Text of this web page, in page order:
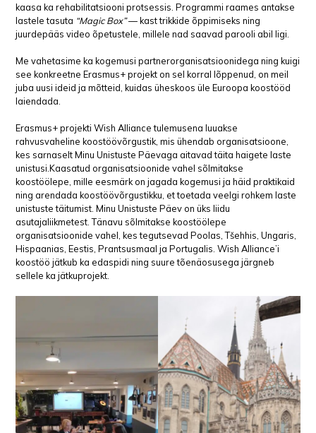
kaasa ka rehabilitatsiooni protsessis. Programmi raames antakse
lastele tasuta “Magic Box”— kast trikkide õppimiseks ning
juurdepääs video õpetustele, millele nad saavad parooli abil ligi.
Me vahetasime ka kogemusi partnerorganisatsioonidega ning kuigi
see konkreetne Erasmus+ projekt on sel korral lõppenud, on meil
juba uusi ideid ja mõtteid, kuidas üheskoos üle Euroopa koostööd
laiendada.
Erasmus+ projekti Wish Alliance tulemusena luuakse
rahvusvaheline koostöövõrgustik, mis ühendab organisatsioone,
kes sarnaselt Minu Unistuste Päevaga aitavad täita haigete laste
unistusi.Kaasatud organisatsioonide vahel sõlmitakse
koostöölepe, mille eesmärk on jagada kogemusi ja häid praktikaid
ning arendada koostöövõrgustikku, et toetada veelgi rohkem laste
unistuste täitumist. Minu Unistuste Päev on üks liidu
asutajaliikmetest. Tänavu sõlmitakse koostöölepe
organisatsioonide vahel, kes tegutsevad Poolas, Tšehhis, Ungaris,
Hispaanias, Eestis, Prantsusmaal ja Portugalis. Wish Alliance’i
koostöö jätkub ka edaspidi ning suure tõenäosusega järgneb
sellele ka jätkuprojekt.